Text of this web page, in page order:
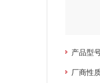
产品型
厂商性